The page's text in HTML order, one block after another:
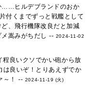
……ヒルデブランドのおか
付くまでずっと戦艦として
、飛行機隊改良だと加減
嵩みがちだし -- 2024-11-02
良いクソでかい砲から放
は良いぞ！とりあえずでか
～！ -- 2024-11-19 (火)